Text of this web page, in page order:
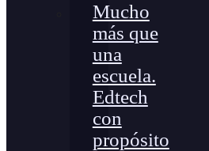
Mucho
más que
una
escuela.
Edtech
con
propósito